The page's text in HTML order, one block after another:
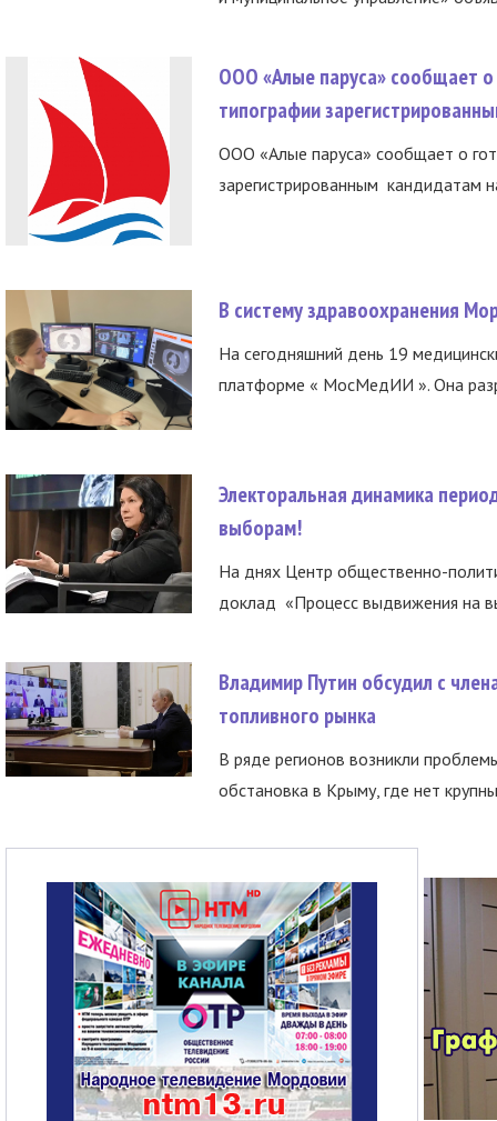
ООО «Алые паруса» сообщает о
типографии
ООО «Алые паруса» сообщает о
зарегистрированным кандидатам
В систему здравоохранения
На сегодняшний день 19
платформе « МосМедИИ ». Она
Электоральная динамика
выборам!
На днях Центр общественно-
доклад «Процесс выдвижения на
Владимир Путин обсудил с
топливного рынка
В ряде регионов возникли
обстановка в Крыму, где нет